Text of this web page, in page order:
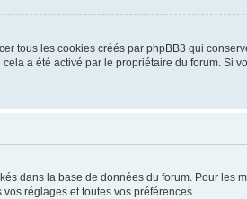
tous les cookies créés par phpBB3 qui
a été activé par le propriétaire du forum.
dans la base de données du forum. Pour
réglages et toutes vos préférences.